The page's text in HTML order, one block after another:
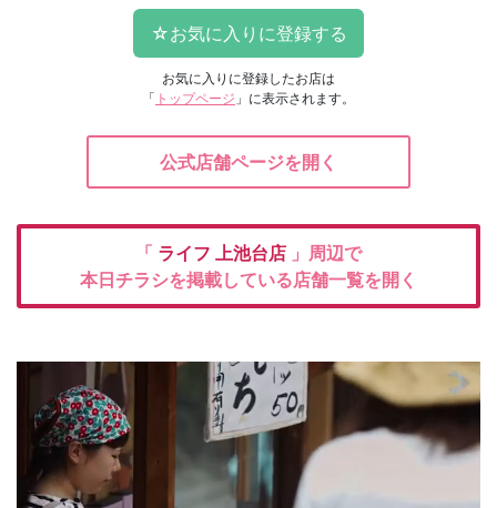
お気に入りに登録したお店は
「 トップページ 」に表示されます。
公式店舗ページを開く
「 ライフ 上池台店 」周辺で
本日チラシを掲載している店舗一覧を開く